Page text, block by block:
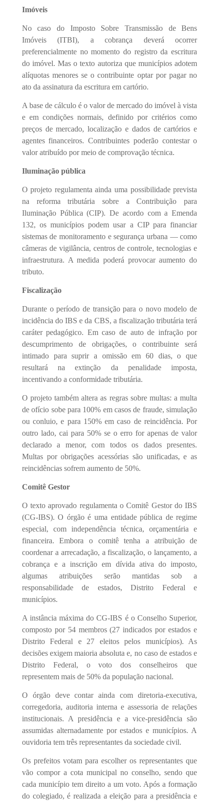
Imóveis
No caso do Imposto Sobre Transmissão de Bens
Imóveis (ITBI), a cobrança deverá ocorrer
preferencialmente no momento do registro da escritura
do imóvel. Mas o texto autoriza que municípios adotem
alíquotas menores se o contribuinte optar por pagar no
ato da assinatura da escritura em cartório.
A base de cálculo é o valor de mercado do imóvel à vista
e em condições normais, definido por critérios como
preços de mercado, localização e dados de cartórios e
agentes financeiros. Contribuintes poderão contestar o
valor atribuído por meio de comprovação técnica.
Iluminação pública
O projeto regulamenta ainda uma possibilidade prevista
na reforma tributária sobre a Contribuição para
Iluminação Pública (CIP). De acordo com a Emenda
132, os municípios podem usar a CIP para financiar
sistemas de monitoramento e segurança urbana — como
câmeras de vigilância, centros de controle, tecnologias e
infraestrutura. A medida poderá provocar aumento do
tributo.
Fiscalização
Durante o período de transição para o novo modelo de
incidência do IBS e da CBS, a fiscalização tributária terá
caráter pedagógico. Em caso de auto de infração por
descumprimento de obrigações, o contribuinte será
intimado para suprir a omissão em 60 dias, o que
resultará na extinção da penalidade imposta,
incentivando a conformidade tributária.
O projeto também altera as regras sobre multas: a multa
de ofício sobe para 100% em casos de fraude, simulação
ou conluio, e para 150% em caso de reincidência. Por
outro lado, cai para 50% se o erro for apenas de valor
declarado a menor, com todos os dados presentes.
Multas por obrigações acessórias são unificadas, e as
reincidências sofrem aumento de 50%.
Comitê Gestor
O texto aprovado regulamenta o Comitê Gestor do IBS
(CG-IBS). O órgão é uma entidade pública de regime
especial, com independência técnica, orçamentária e
financeira. Embora o comitê tenha a atribuição de
coordenar a arrecadação, a fiscalização, o lançamento, a
cobrança e a inscrição em dívida ativa do imposto,
algumas atribuições serão mantidas sob a
responsabilidade de estados, Distrito Federal e
municípios.
A instância máxima do CG-IBS é o Conselho Superior,
composto por 54 membros (27 indicados por estados e
Distrito Federal e 27 eleitos pelos municípios). As
decisões exigem maioria absoluta e, no caso de estados e
Distrito Federal, o voto dos conselheiros que
representem mais de 50% da população nacional.
O órgão deve contar ainda com diretoria-executiva,
corregedoria, auditoria interna e assessoria de relações
institucionais. A presidência e a vice-presidência são
assumidas alternadamente por estados e municípios. A
ouvidoria tem três representantes da sociedade civil.
Os prefeitos votam para escolher os representantes que
vão compor a cota municipal no conselho, sendo que
cada município tem direito a um voto. Após a formação
do colegiado, é realizada a eleição para a presidência e